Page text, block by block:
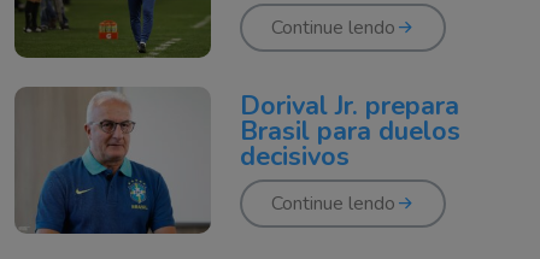
Continue lendo
Dorival Jr. prepara
Brasil para duelos
decisivos
Continue lendo